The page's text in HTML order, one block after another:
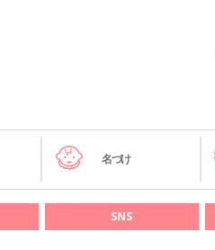
名づけ
SNS